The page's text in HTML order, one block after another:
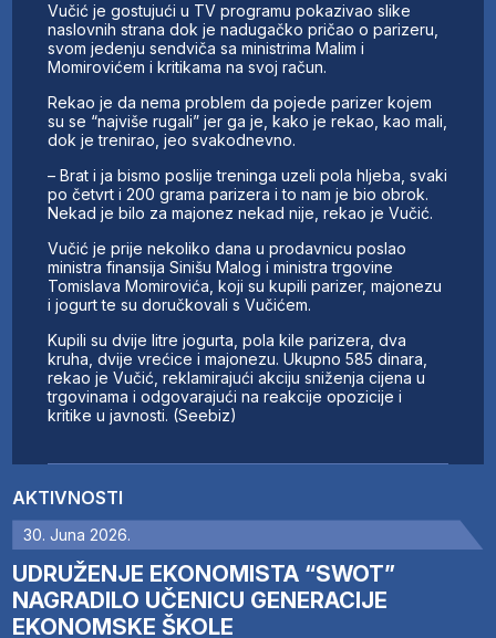
AKTIVNOSTI
30. Juna 2026.
UDRUŽENJE EKONOMISTA “SWOT”
NAGRADILO UČENICU GENERACIJE
EKONOMSKE ŠKOLE
Vučić je gostujući u TV programu pokazivao slike
naslovnih strana dok je nadugačko pričao o parizeru,
svom jedenju sendviča sa ministrima Malim i
Momirovićem i kritikama na svoj račun.
Rekao je da nema problem da pojede parizer kojem
su se “najviše rugali” jer ga je, kako je rekao, kao mali,
dok je trenirao, jeo svakodnevno.
– Brat i ja bismo poslije treninga uzeli pola hljeba, svaki
po četvrt i 200 grama parizera i to nam je bio obrok.
Nekad je bilo za majonez nekad nije, rekao je Vučić.
Vučić je prije nekoliko dana u prodavnicu poslao
ministra finansija Sinišu Malog i ministra trgovine
Tomislava Momirovića, koji su kupili parizer, majonezu
i jogurt te su doručkovali s Vučićem.
Kupili su dvije litre jogurta, pola kile parizera, dva
kruha, dvije vrećice i majonezu. Ukupno 585 dinara,
rekao je Vučić, reklamirajući akciju sniženja cijena u
trgovinama i odgovarajući na reakcije opozicije i
kritike u javnosti. (Seebiz)